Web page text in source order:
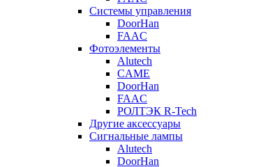
Системы управления
DoorHan
FAAC
Фотоэлементы
Alutech
CAME
DoorHan
FAAC
РОЛТЭК R-Tech
Другие аксессуары
Сигнальные лампы
Alutech
DoorHan